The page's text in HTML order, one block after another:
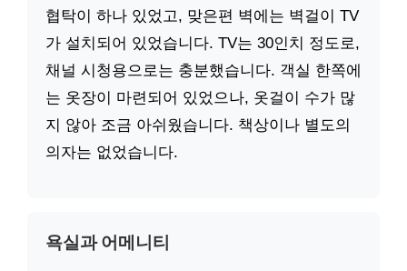
협탁이 하나 있었고, 맞은편 벽에는 벽걸이 TV
가 설치되어 있었습니다. TV는 30인치 정도로,
채널 시청용으로는 충분했습니다. 객실 한쪽에
는 옷장이 마련되어 있었으나, 옷걸이 수가 많
지 않아 조금 아쉬웠습니다. 책상이나 별도의
의자는 없었습니다.
욕실과 어메니티